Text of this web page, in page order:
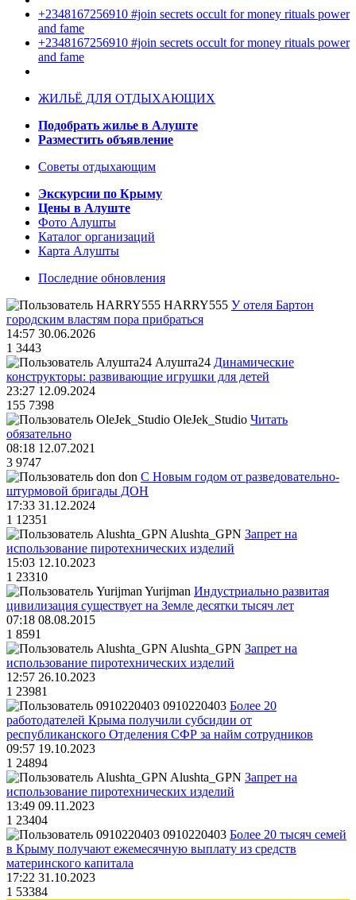
+2348167256910 #join secrets occult for money rituals power
and fame
+2348167256910 #join secrets occult for money rituals power
and fame
ЖИЛЬЁ ДЛЯ ОТДЫХАЮЩИХ
Подобрать жилье в Алуште
Разместить объявление
Советы отдыхающим
Экскурсии по Крыму
Цены в Алуште
Фото Алушты
Каталог организаций
Карта Алушты
Последние обновления
HARRY555 У отеля Бартон
городским властям пора прибраться
14:57 30.06.2026
1 3443
Алушта24 Динамические
конструкторы: развивающие игрушки для детей
23:27 12.09.2024
155 7398
OleJek_Studio Читать
обязательно
08:18 12.07.2021
3 9747
don С Новым годом от разведовательно-
штурмовой бригады ДОН
17:33 31.12.2024
1 12351
Alushta_GPN Запрет на
использование пиротехнических изделий
15:03 12.10.2023
1 23310
Yurijman Индустриально развитая
цивилизация существует на Земле десятки тысяч лет
07:18 08.08.2015
1 8591
Alushta_GPN Запрет на
использование пиротехнических изделий
12:57 26.10.2023
1 23981
0910220403 Более 20
работодателей Крыма получили субсидии от
республиканского Отделения СФР за найм сотрудников
09:57 19.10.2023
1 24894
Alushta_GPN Запрет на
использование пиротехнических изделий
13:49 09.11.2023
1 23404
0910220403 Более 20 тысяч семей
в Крыму получают ежемесячную выплату из средств
материнского капитала
17:22 31.10.2023
1 53384